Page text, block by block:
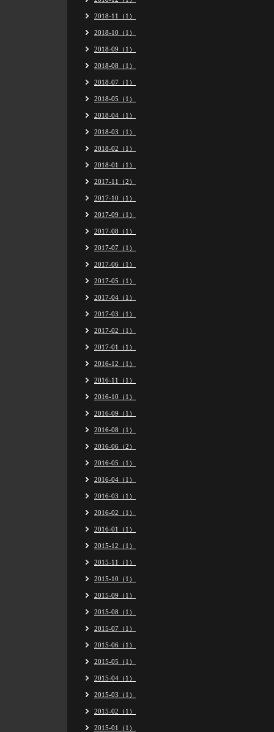
2018-11（1）
2018-10（1）
2018-09（1）
2018-08（1）
2018-07（1）
2018-05（1）
2018-04（1）
2018-03（1）
2018-02（1）
2018-01（1）
2017-11（2）
2017-10（1）
2017-09（1）
2017-08（1）
2017-07（1）
2017-06（1）
2017-05（1）
2017-04（1）
2017-03（1）
2017-02（1）
2017-01（1）
2016-12（1）
2016-11（1）
2016-10（1）
2016-09（1）
2016-08（1）
2016-06（2）
2016-05（1）
2016-04（1）
2016-03（1）
2016-02（1）
2016-01（1）
2015-12（1）
2015-11（1）
2015-10（1）
2015-09（1）
2015-08（1）
2015-07（1）
2015-06（1）
2015-05（1）
2015-04（1）
2015-03（1）
2015-02（1）
2015-01（1）